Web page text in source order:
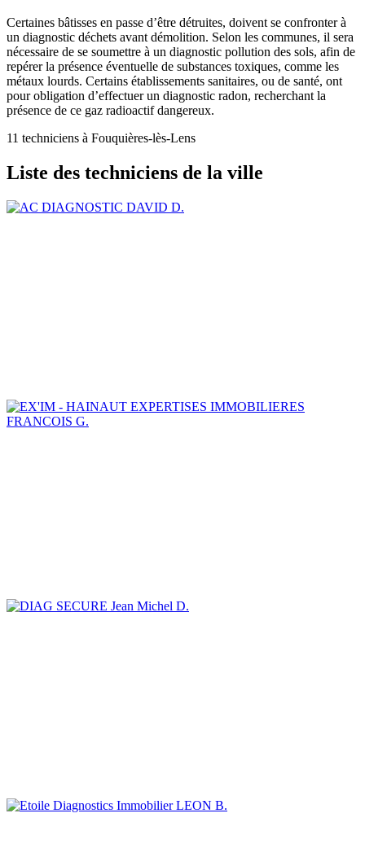
Certaines bâtisses en passe d’être détruites, doivent se confronter à
un diagnostic déchets avant démolition. Selon les communes, il sera
nécessaire de se soumettre à un diagnostic pollution des sols, afin de
repérer la présence éventuelle de substances toxiques, comme les
métaux lourds. Certains établissements sanitaires, ou de santé, ont
pour obligation d’effectuer un diagnostic radon, recherchant la
présence de ce gaz radioactif dangereux.
11 techniciens à Fouquières-lès-Lens
Liste des techniciens de la ville
DAVID D.
FRANCOIS G.
Jean Michel D.
LEON B.